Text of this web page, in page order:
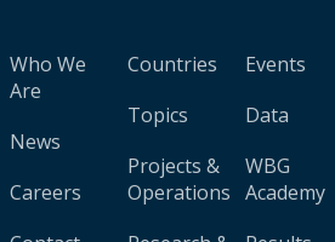
Who We
Are
News
Careers
Countries
Topics
Projects &
Operations
Events
Data
WBG
Academy